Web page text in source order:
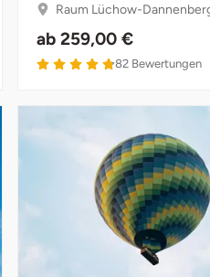
Raum Lüchow-Dannenberg,
ab 259,00 €
4.8 von 5
82 Bewertungen